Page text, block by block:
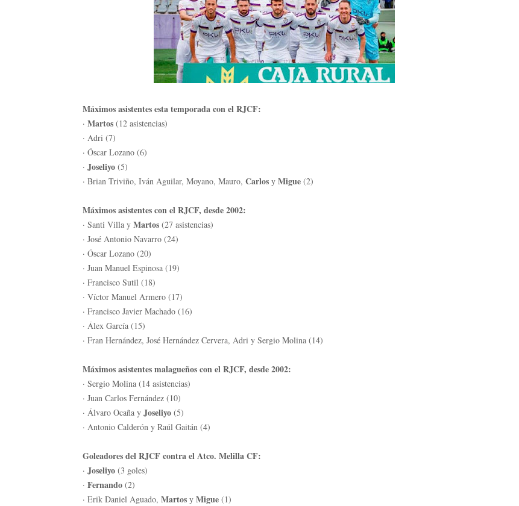
Máximos asistentes esta temporada con el RJCF:
· Martos (12 asistencias)
· Adri (7)
· Óscar Lozano (6)
· Joseliyo (5)
· Brian Triviño, Iván Aguilar, Moyano, Mauro, Carlos y Migue (2)
Máximos asistentes con el RJCF, desde 2002:
· Santi Villa y Martos (27 asistencias)
· José Antonio Navarro (24)
· Óscar Lozano (20)
· Juan Manuel Espinosa (19)
· Francisco Sutil (18)
· Víctor Manuel Armero (17)
· Francisco Javier Machado (16)
· Álex García (15)
· Fran Hernández, José Hernández Cervera, Adri y Sergio Molina (14)
Máximos asistentes malagueños con el RJCF, desde 2002:
· Sergio Molina (14 asistencias)
· Juan Carlos Fernández (10)
· Álvaro Ocaña y Joseliyo (5)
· Antonio Calderón y Raúl Gaitán (4)
Goleadores del RJCF contra el Atco. Melilla CF:
· Joseliyo (3 goles)
· Fernando (2)
· Erik Daniel Aguado, Martos y Migue (1)